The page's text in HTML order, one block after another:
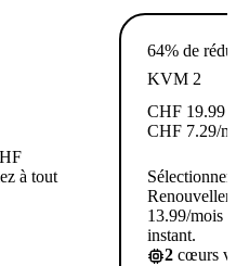
à tout
64% de
KVM 2
CHF 19.99
CHF 7.29/
Sélectionner
13.99/mois
instant.
2 cœurs